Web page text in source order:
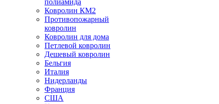
полиамида
Ковролин КМ2
Противопожарный
ковролин
Ковролин для дома
Петлевой ковролин
Дешевый ковролин
Бельгия
Италия
Нидерланды
Франция
США